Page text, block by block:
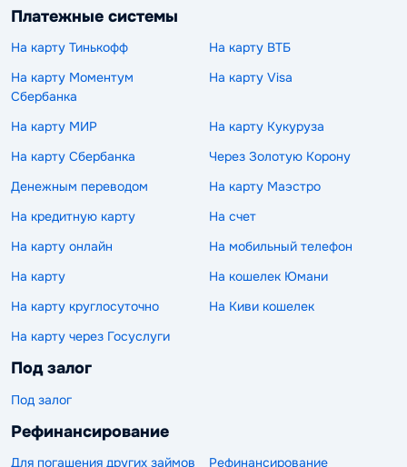
Платежные системы
На карту Тинькофф
На карту ВТБ
На карту Моментум
Сбербанка
На карту Visa
На карту МИР
На карту Кукуруза
На карту Сбербанка
Через Золотую Корону
Денежным переводом
На карту Маэстро
На кредитную карту
На счет
На карту онлайн
На мобильный телефон
На карту
На кошелек Юмани
На карту круглосуточно
На Киви кошелек
На карту через Госуслуги
Под залог
Под залог
Рефинансирование
Для погашения других займов Рефинансирование